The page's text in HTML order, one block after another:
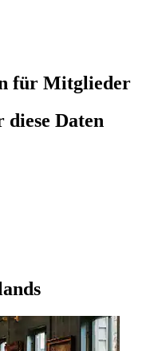
für Mitglieder
Daten